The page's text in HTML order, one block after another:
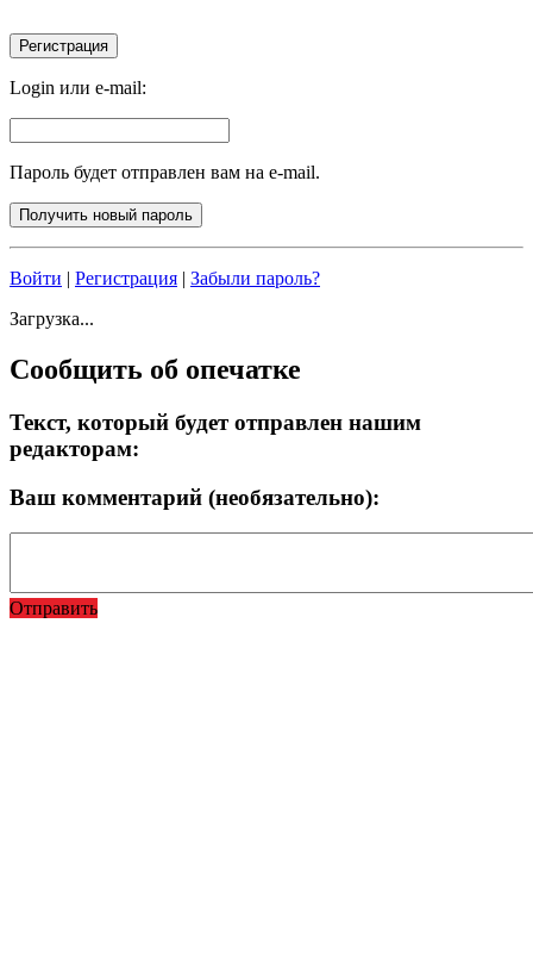
Login или e-mail:
Пароль будет отправлен вам на e-mail.
Войти | Регистрация | Забыли пароль?
Загрузка...
Сообщить об опечатке
Текст, который будет отправлен нашим
редакторам:
Ваш комментарий (необязательно):
Отправить